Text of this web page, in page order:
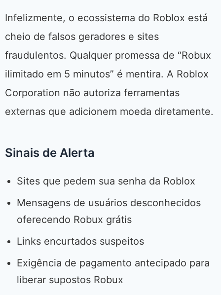
Infelizmente, o ecossistema do Roblox está
cheio de falsos geradores e sites
fraudulentos. Qualquer promessa de “Robux
ilimitado em 5 minutos” é mentira. A Roblox
Corporation não autoriza ferramentas
externas que adicionem moeda diretamente.
Sinais de Alerta
Sites que pedem sua senha da Roblox
Mensagens de usuários desconhecidos
oferecendo Robux grátis
Links encurtados suspeitos
Exigência de pagamento antecipado para
liberar supostos Robux